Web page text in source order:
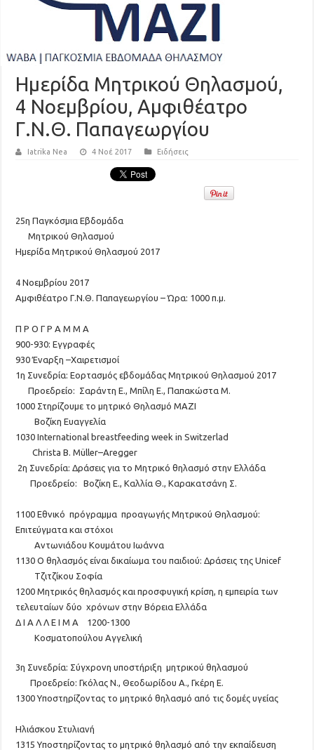
Ημερίδα Μητρικού Θηλασμού,
4 Νοεμβρίου, Αμφιθέατρο
Γ.Ν.Θ. Παπαγεωργίου
Iatrika Nea 4 Νοέ 2017 Ειδήσεις
25η Παγκόσμια Εβδομάδα
Μητρικού Θηλασμού
Ημερίδα Μητρικού Θηλασμού 2017
4 Νοεμβρίου 2017
Αμφιθέατρο Γ.Ν.Θ. Παπαγεωργίου – Ώρα: 1000 π.μ.
Π Ρ Ο Γ Ρ Α Μ Μ Α
900-930: Εγγραφές
930 Έναρξη –Χαιρετισμοί
1η Συνεδρία: Εορτασμός εβδομάδας Μητρικού Θηλασμού 2017
Προεδρείο: Σαράντη Ε., Μπίλη Ε., Παπακώστα Μ.
1000 Στηρίζουμε το μητρικό Θηλασμό ΜΑΖΙ
Βοζίκη Ευαγγελία
1030 International breastfeeding week in Switzerlad
Christa B. Mü ller–Aregger
2η Συνεδρία: Δράσεις για το Μητρικό θηλασμό στην Ελλάδα
Προεδρείο:
Βοζίκη Ε., Καλλία Θ., Καρακατσάνη Σ.
1100 Εθνικό πρόγραμμα προαγωγής Μητρικού Θηλασμού:
Επιτεύγματα και στόχοι
Αντωνιάδου Κουμάτου Ιωάννα
11 30 Ο θηλασμός είναι δικαίωμα του παιδιού: Δράσεις της Unicef
Τζιτζίκου Σοφία
1200 Μητρικός θηλασμός και προσφυγική κρίση, η εμπειρία των
τελευταίων δύο χρόνων στην Βόρεια Ελλάδα
Δ Ι Α Λ Λ Ε Ι Μ Α 1200-1300
Κοσματοπούλου Αγγελική
3η Συνεδρία: Σύγχρονη υποστήριξη μητρικού θηλασμού
Προεδρείο: Γκόλας Ν., Θεοδωρίδου Α., Γκέρη Ε.
1300 Υποστηρίζοντας το μητρικό θηλασμό από τις δομές υγείας
Ηλιάσκου Στυλιανή
1315 Υποστηρίζοντας το μητρικό θηλασμό από την εκπαίδευση